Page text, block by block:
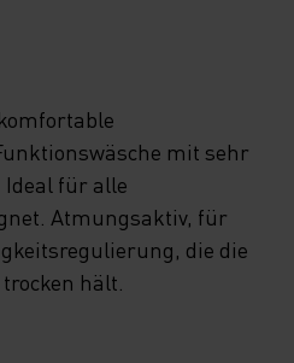
mit sehr
für alle
Atmungsaktiv, für
die die
hält.